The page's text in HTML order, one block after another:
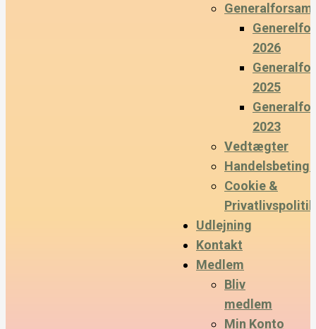
2026
2025
2023
Vedtægter
Cookie &
Privatlivspolitik
Udlejning
Kontakt
Medlem
Bliv
medlem
Min Konto